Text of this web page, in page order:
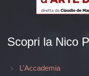
Scopri la Nico
L’Accademia